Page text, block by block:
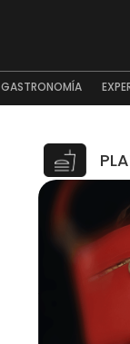
GASTRONOMÍA